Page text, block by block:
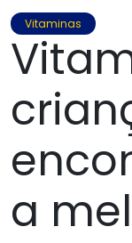
Vitaminas
a